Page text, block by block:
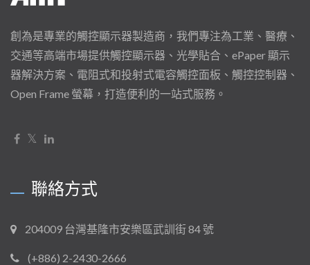
創為是專業的觸控顯示器製造商，我們專注為工業、醫療、
交通等高端市場提供觸控顯示器、光學貼合、ePaper 顯示
器解決方案、電阻式和投射式電容觸控面板、觸控控制器、
Open Frame 螢幕，打造便利的一站式服務。
聯絡方式
204009 台灣基隆市安樂區武訓街 84 號
(+886) 2-2430-2666